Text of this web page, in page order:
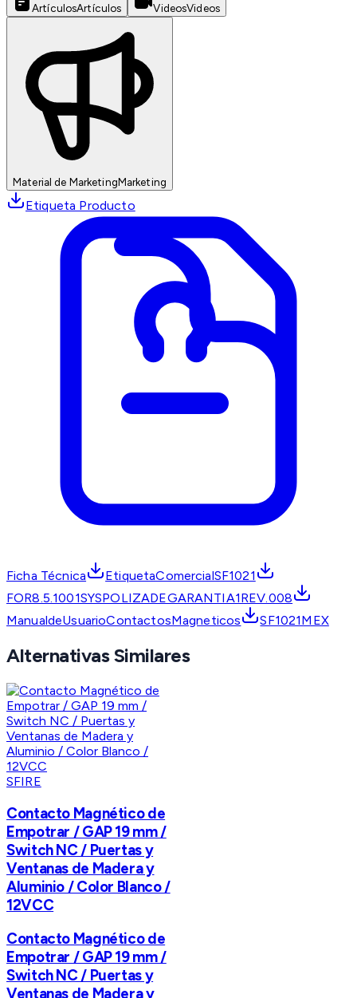
ArtículosArtículos VideosVideos
Material de MarketingMarketing
Etiqueta Producto
Ficha Técnica
EtiquetaComercialSF1021
FOR8.5.1001SYSPOLIZADEGARANTIA1REV.008
ManualdeUsuarioContactosMagneticos
SF1021MEX
Alternativas Similares
SFIRE
Contacto Magnético de
Empotrar / GAP 19 mm /
Switch NC / Puertas y
Ventanas de Madera y
Aluminio / Color Blanco /
12VCC
Contacto Magnético de
Empotrar / GAP 19 mm /
Switch NC / Puertas y
Ventanas de Madera y